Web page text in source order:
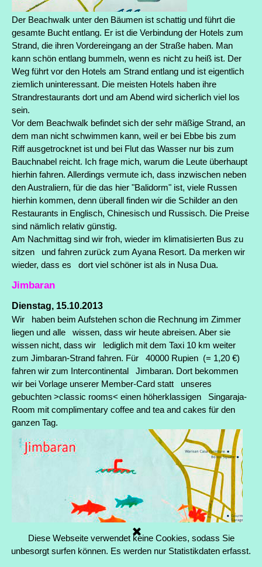
Der Beachwalk unter den Bäumen ist schattig und führt die
gesamte Bucht entlang. Er ist die Verbindung der Hotels zum
Strand, die ihren Vordereingang an der Straße haben. Man
kann schön entlang bummeln, wenn es nicht zu heiß ist. Der
Weg führt vor den Hotels am Strand entlang und ist eigentlich
ziemlich uninteressant. Die meisten Hotels haben ihre
Strandrestaurants dort und am Abend wird sicherlich viel los
sein.
Vor dem Beachwalk befindet sich der sehr mäßige Strand, an
dem man nicht schwimmen kann, weil er bei Ebbe bis zum
Riff ausgetrocknet ist und bei Flut das Wasser nur bis zum
Bauchnabel reicht. Ich frage mich, warum die Leute überhaupt
hierhin fahren. Allerdings vermute ich, dass inzwischen neben
den Australiern, für die das hier "Balidorm" ist, viele Russen
hierhin kommen, denn überall finden wir die Schilder an den
Restaurants in Englisch, Chinesisch und Russisch. Die Preise
sind nämlich relativ günstig.
Am Nachmittag sind wir froh, wieder im klimatisierten Bus zu
sitzen und fahren zurück zum Ayana Resort. Da merken wir
wieder, dass es dort viel schöner ist als in Nusa Dua.
Jimbaran
Dienstag, 15.10.2013
Wir haben beim Aufstehen schon die Rechnung im Zimmer
liegen und alle wissen, dass wir heute abreisen. Aber sie
wissen nicht, dass wir lediglich mit dem Taxi 10 km weiter
zum Jimbaran-Strand fahren. Für 40000 Rupien (= 1,20 €)
fahren wir zum Intercontinental Jimbaran. Dort bekommen
wir bei Vorlage unserer Member-Card statt unseres
gebuchten >classic rooms< einen höherklassigen Singaraja-
Room mit complimentary coffee and tea and cakes für den
ganzen Tag.
Diese Webseite verwendet keine Cookies, sodass Sie
unbesorgt surfen können. Es werden nur Statistikdaten erfasst.